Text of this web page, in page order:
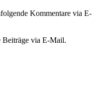
Kommentare via E-
Beiträge via E-Mail.